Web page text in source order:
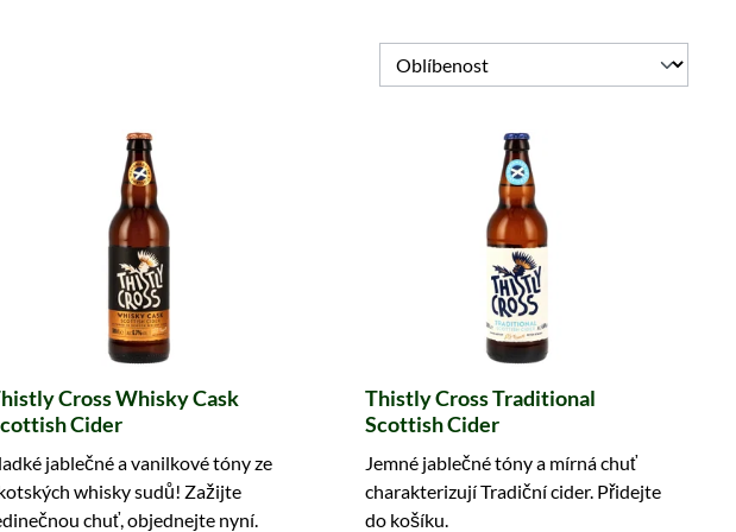
Cross Whisky Cask
Cider
jablečné a vanilkové tóny ze
whisky sudů! Zažijte
chuť, objednejte nyní.
Thistly Cross Traditional
Scottish Cider
Jemné jablečné tóny a mírná chuť
charakterizují Tradiční cider. Přidejte
do košíku.